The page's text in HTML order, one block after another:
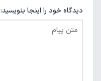
دیدگاه خود را اینجا بنویسید: